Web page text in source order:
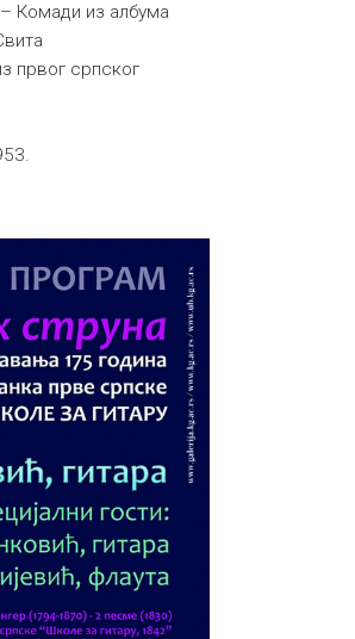
Комади из албума
првог српског